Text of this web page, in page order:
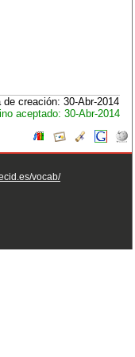
de creación: 30-Abr-2014
aceptado: 30-Abr-2014
vocab/